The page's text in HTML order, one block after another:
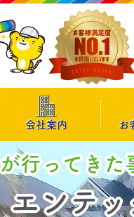
会社案内 お
行ってき
エンテッ